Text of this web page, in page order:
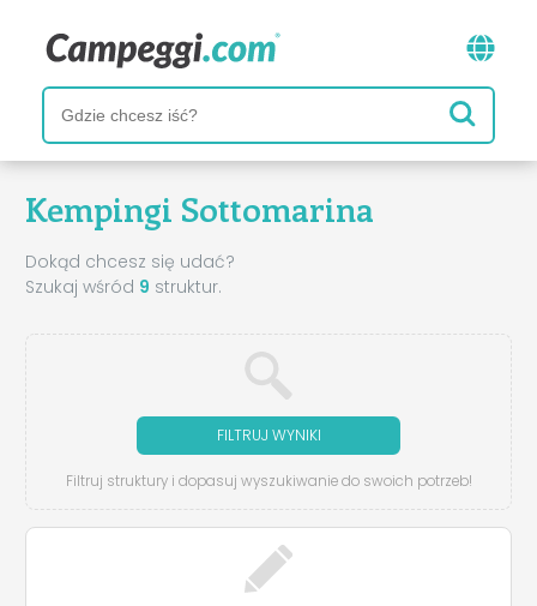
Kempingi Sottomarina
Dokąd chcesz się udać?
Szukaj wśród 9 struktur.
FILTRUJ WYNIKI
Filtruj struktury i dopasuj wyszukiwanie do swoich potrzeb!